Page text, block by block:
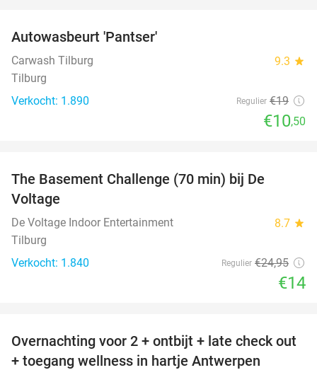
Autowasbeurt 'Pantser'
Carwash Tilburg 9.3 star
Tilburg
Verkocht: 1.890
Regulier €19
€10,50
The Basement Challenge (70 min) bij De
Voltage
De Voltage Indoor Entertainment 8.7 star
Tilburg
Verkocht: 1.840
Regulier €24,95
€14
59%
Overnachting voor 2 + ontbijt + late check out
+ toegang wellness in hartje Antwerpen